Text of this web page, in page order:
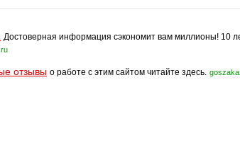
Достоверная информация сэкономит вам миллионы! 10
отзывы о работе с этим сайтом читайте здесь.